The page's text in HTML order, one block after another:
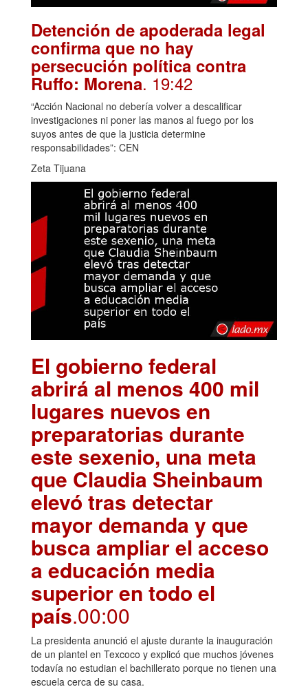
Detención de apoderada legal
confirma que no hay
persecución política contra
Ruffo: Morena. 19:42
“Acción Nacional no debería volver a descalificar
investigaciones ni poner las manos al fuego por los
suyos antes de que la justicia determine
responsabilidades”: CEN
Zeta Tijuana
El gobierno federal
abrirá al menos 400 mil
lugares nuevos en
preparatorias durante
este sexenio, una meta
que Claudia Sheinbaum
elevó tras detectar
mayor demanda y que
busca ampliar el acceso
a educación media
superior en todo el
país.00:00
La presidenta anunció el ajuste durante la inauguración
de un plantel en Texcoco y explicó que muchos jóvenes
todavía no estudian el bachillerato porque no tienen una
escuela cerca de su casa.